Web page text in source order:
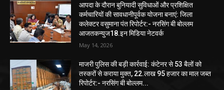
आपदा के दौरान बुनियादी सुविधाओं और प्रशिक्षित
कर्मचारियों की सावधानीपूर्वक योजना बनाएं: जिला
कलेक्टर वसुमाना पंत रिपोर्टर:- नरसिंग बी बोल्लम
आजतकन्युज18.इन मिडिया नेटवर्क
May 14, 2026
माजरी पुलिस की बड़ी कार्रवाई: कंटेनर से 53 बैलों को
तस्करों से कराया मुक्त, 22.लाख 95 हजार का माल जब्त
रिपोर्टर:- नरसिंग बी बोल्लम...